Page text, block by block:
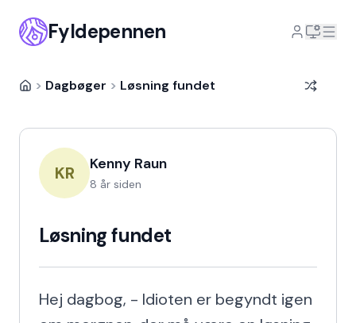
Fyldepennen
> Dagbøger > Løsning fundet
KR Kenny Raun
8 år siden
Løsning fundet
Hej dagbog, - Idioten er begyndt igen